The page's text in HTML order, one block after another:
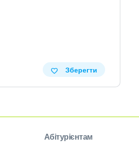
Зберегти
Абітурієнтам